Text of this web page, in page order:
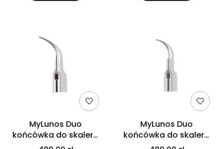
MyLunos Duo
końcówka do skalera
Tip S1-S
MyLunos Duo
końcówka do skalera
Tip S2